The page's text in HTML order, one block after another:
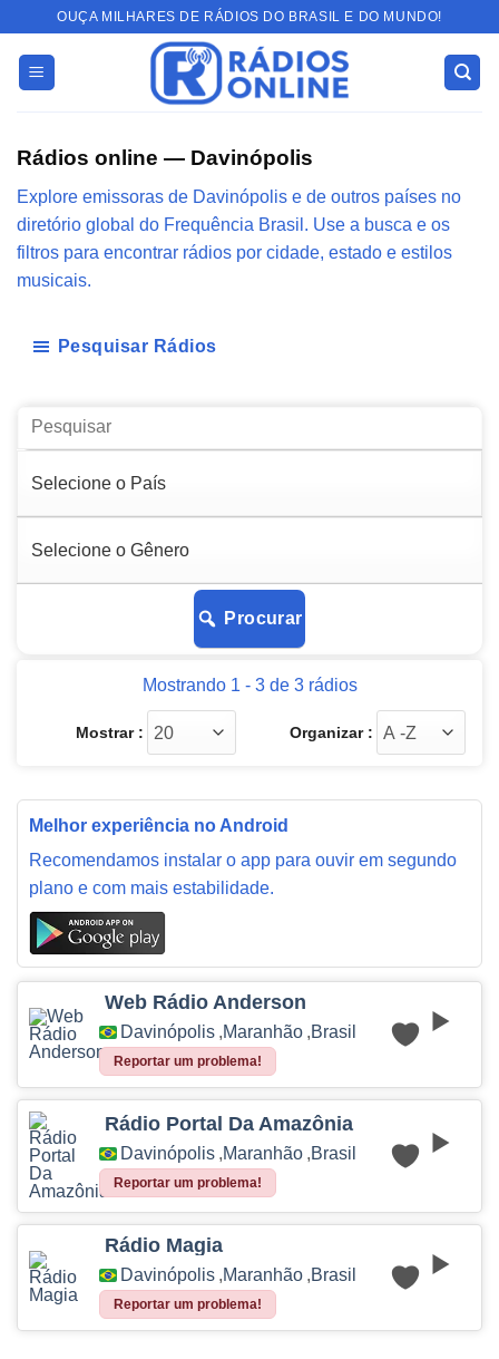
content
OUÇA MILHARES DE RÁDIOS DO BRASIL E DO MUNDO!
Rádios online — Davinópolis
Explore emissoras de Davinópolis e de outros países no
diretório global do Frequência Brasil. Use a busca e os
filtros para encontrar rádios por cidade, estado e estilos
musicais.
Pesquisar Rádios
Procurar
Mostrando 1 - 3 de 3 rádios
Mostrar : Organizar :
Melhor experiência no Android
Recomendamos instalar o app para ouvir em segundo
plano e com mais estabilidade.
Web Rádio Anderson
Davinópolis ,Maranhão ,Brasil
Reportar um problema!
Rádio Portal Da Amazônia
Davinópolis ,Maranhão ,Brasil
Reportar um problema!
Rádio Magia
Davinópolis ,Maranhão ,Brasil
Reportar um problema!